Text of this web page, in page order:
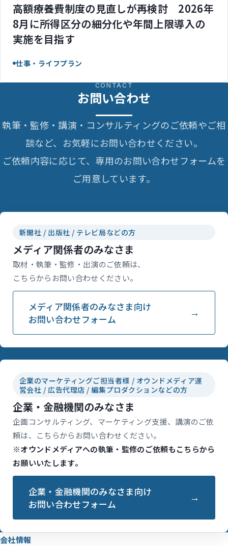
高額療養費制度の見直しが再検討 2026年
8月に所得区分の細分化や年間上限導入の
実施を目指す
仕事・ライフプラン
CONTACT
お問い合わせ
執筆・監修・講演・コンサルティングのご依頼やご相
談など、お気軽にお問い合わせください。
ご依頼内容に応じて、専用のお問い合わせフォームを
ご用意しています。
新聞社 / 出版社 / テレビ局などの方
メディア関係者のみなさま
取材・執筆・監修・出演のご依頼は、
こちらからお問い合わせください。
メディア関係者のみなさま向け
お問い合わせフォーム
企業のマーケティングご担当者様 / オウンドメディア運
営会社 / 広告代理店 / 編集プロダクションなどの方
企業・金融機関のみなさま
企画コンサルティング、マーケティング支援、講演のご依
頼は、こちらからお問い合わせください。
※オウンドメディアへの執筆・監修のご依頼もこちらから
お願いいたします。
企業・金融機関のみなさま向け
お問い合わせフォーム
会社情報